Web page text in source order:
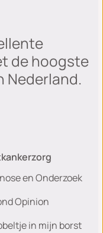
de hoogste
Nederland.
en Onderzoek
Opinion
in mijn borst